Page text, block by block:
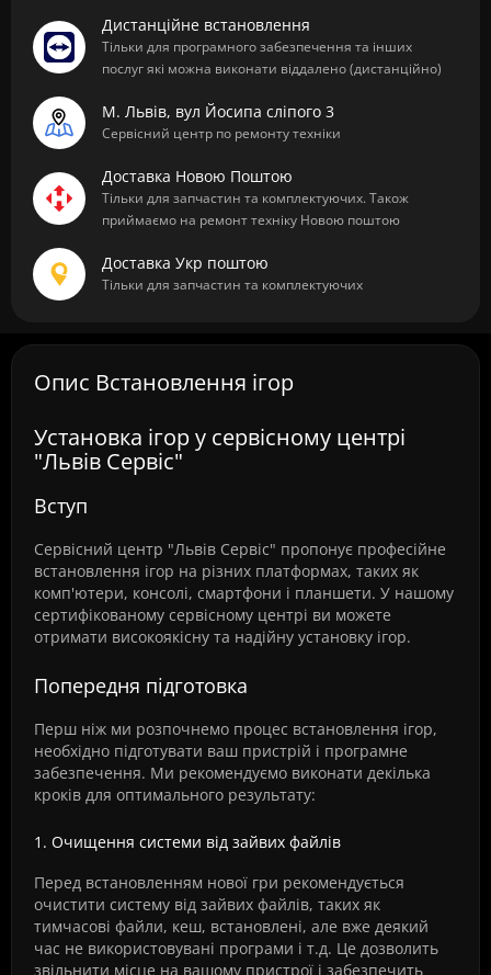
Дистанційне встановлення
Тільки для програмного забезпечення та інших
послуг які можна виконати віддалено (дистанційно)
М. Львів, вул Йосипа сліпого 3
Сервісний центр по ремонту техніки
Доставка Новою Поштою
Тільки для запчастин та комплектуючих. Також
приймаємо на ремонт техніку Новою поштою
Доставка Укр поштою
Тільки для запчастин та комплектуючих
Опис Встановлення ігор
Установка ігор у сервісному центрі
"Львів Сервіс"
Вступ
Сервісний центр "Львів Сервіс" пропонує професійне
встановлення ігор на різних платформах, таких як
комп'ютери, консолі, смартфони і планшети. У нашому
сертифікованому сервісному центрі ви можете
отримати високоякісну та надійну установку ігор.
Попередня підготовка
Перш ніж ми розпочнемо процес встановлення ігор,
необхідно підготувати ваш пристрій і програмне
забезпечення. Ми рекомендуємо виконати декілька
кроків для оптимального результату:
1. Очищення системи від зайвих файлів
Перед встановленням нової гри рекомендується
очистити систему від зайвих файлів, таких як
тимчасові файли, кеш, встановлені, але вже деякий
час не використовувані програми і т.д. Це дозволить
звільнити місце на вашому пристрої і забезпечить